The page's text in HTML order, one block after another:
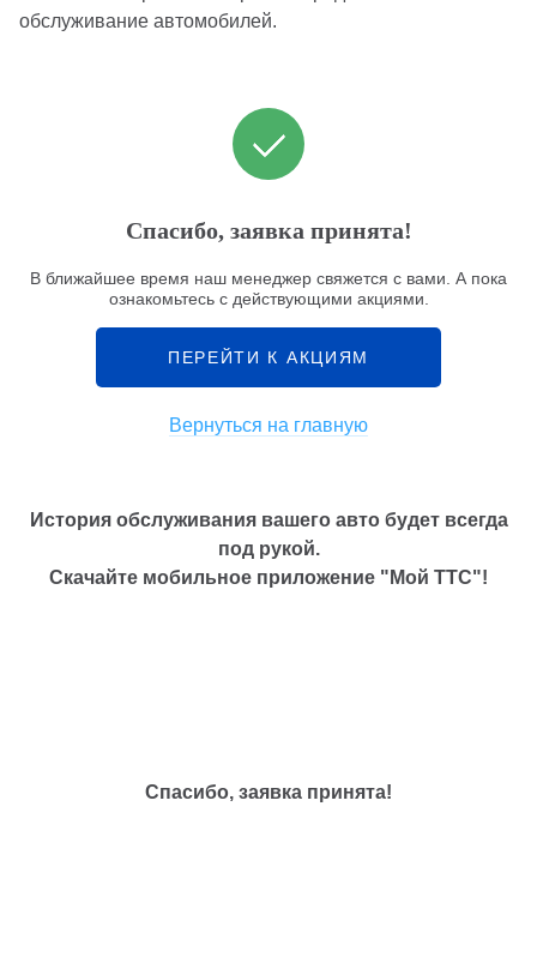
обслуживание автомобилей.
Спасибо, заявка принята!
В ближайшее время наш менеджер свяжется с вами. А пока
ознакомьтесь с действующими акциями.
ПЕРЕЙТИ К АКЦИЯМ
Вернуться на главную
История обслуживания вашего авто будет всегда
под рукой.
Скачайте мобильное приложение "Мой ТТС"!
Спасибо, заявка принята!